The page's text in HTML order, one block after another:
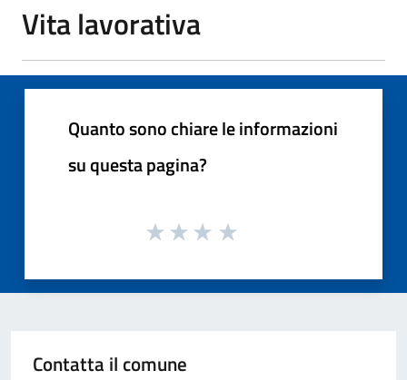
Vita lavorativa
Quanto sono chiare le informazioni
su questa pagina?
Contatta il comune